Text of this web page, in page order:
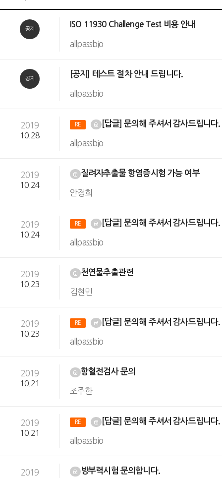
공지
ISO 11930 Challenge Test 비용 안내
allpassbio
공지
[공지] 테스트 절차 안내 드립니다.
allpassbio
2019
10.28
RE [답글] 문의해 주셔서 감사드립니다.
allpassbio
2019
10.24
질려자추출물 항염증시험 가능 여부
안정희
2019
10.24
RE [답글] 문의해 주셔서 감사드립니다.
allpassbio
2019
10.23
천연물추출관련
김현민
2019
10.23
RE [답글] 문의해 주셔서 감사드립니다.
allpassbio
2019
10.21
항혈전검사 문의
조주한
2019
10.21
RE [답글] 문의해 주셔서 감사드립니다.
allpassbio
2019 방부력시험 문의합니다.